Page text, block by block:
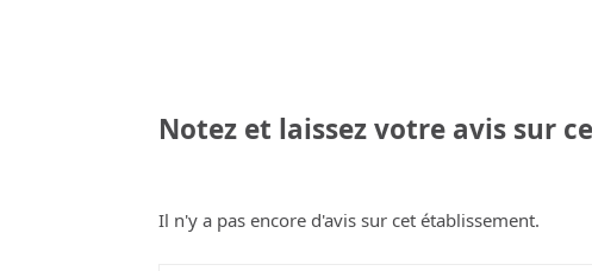
Notez et laissez votre avis sur
Il n'y a pas encore d'avis sur cet établissement.